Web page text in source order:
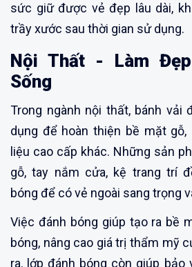
sức giữ được vẻ đẹp lâu dài,
trầy xước sau thời gian sử dụng.
Nội Thất - Làm Đẹp
Sống
Trong ngành nội thất, bánh vải
dụng để hoàn thiện bề mặt
liệu cao cấp khác. Những sản
gỗ, tay nắm cửa, kệ trang trí
bóng để có vẻ ngoài sang trọng
Việc đánh bóng giúp tạo ra bề
bóng, nâng cao giá trị thẩm mỹ
ra, lớp đánh bóng còn giúp